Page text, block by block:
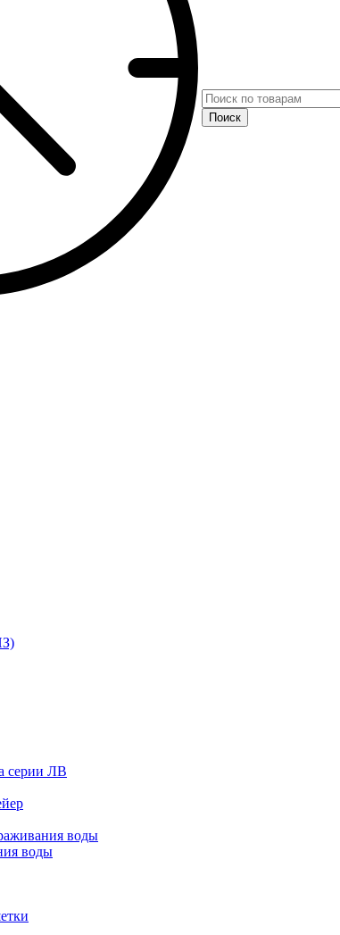
серии ЛВ
воды
воды